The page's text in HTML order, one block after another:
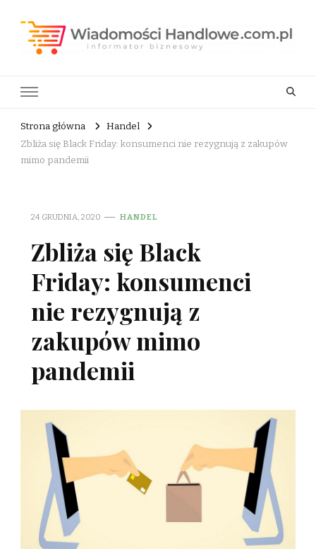
Strona główna
Handel
Zbliża się Black Friday: konsumenci nie rezygnują z zakupów
mimo pandemii
24 GRUDNIA, 2020 HANDEL
Zbliża się Black
Friday: konsumenci
nie rezygnują z
zakupów mimo
pandemii